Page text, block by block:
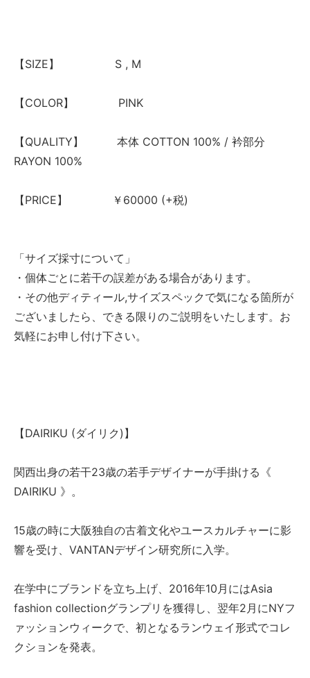
【SIZE】 S , M
【COLOR】 PINK
【QUALITY】 本体 COTTON 100% / 衿部分
RAYON 100%
【PRICE】 ￥60000 (+税)
「サイズ採寸について」
・個体ごとに若干の誤差がある場合があります。
・その他ディティール,サイズスペックで気になる箇所が
ございましたら、できる限りのご説明をいたします。お
気軽にお申し付け下さい。
【DAIRIKU (ダイリク)】
関西出身の若干23歳の若手デザイナーが手掛ける《
DAIRIKU 》。
15歳の時に大阪独自の古着文化やユースカルチャーに影
響を受け、VANTANデザイン研究所に入学。
在学中にブランドを立ち上げ、2016年10月にはAsia
fashion collectionグランプリを獲得し、翌年2月にNYフ
ァッションウィークで、初となるランウェイ形式でコレ
クションを発表。